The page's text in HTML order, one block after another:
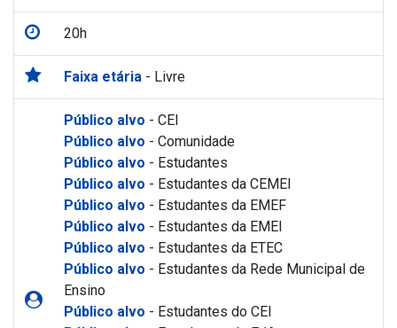
20h
Faixa etária - Livre
Público alvo - CEI
Público alvo - Comunidade
Público alvo - Estudantes
Público alvo - Estudantes da CEMEI
Público alvo - Estudantes da EMEF
Público alvo - Estudantes da EMEI
Público alvo - Estudantes da ETEC
Público alvo - Estudantes da Rede Municipal de
Ensino
Público alvo - Estudantes do CEI